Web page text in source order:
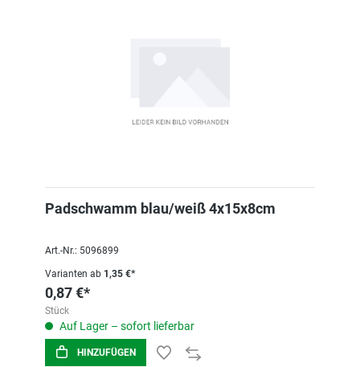
Padschwamm blau/weiß 4x15x8cm
Art.-Nr.: 5096899
Varianten ab 1,35 €*
0,87 €*
Stück
Auf Lager – sofort lieferbar
HINZUFÜGEN